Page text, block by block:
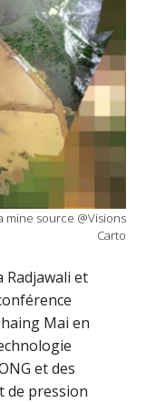
source @Visions
Carto
Radjawali et
Mai en
et des
de pression